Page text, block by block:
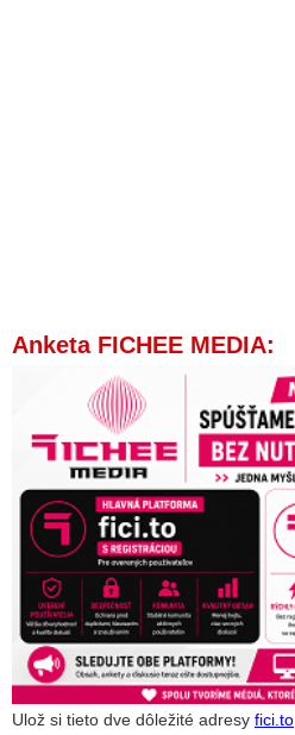
Anketa FICHEE MEDIA:
Ulož si tieto dve dôležité adresy fici.to